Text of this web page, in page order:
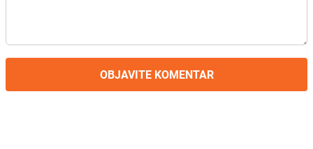
OBJAVITE KOMENTAR